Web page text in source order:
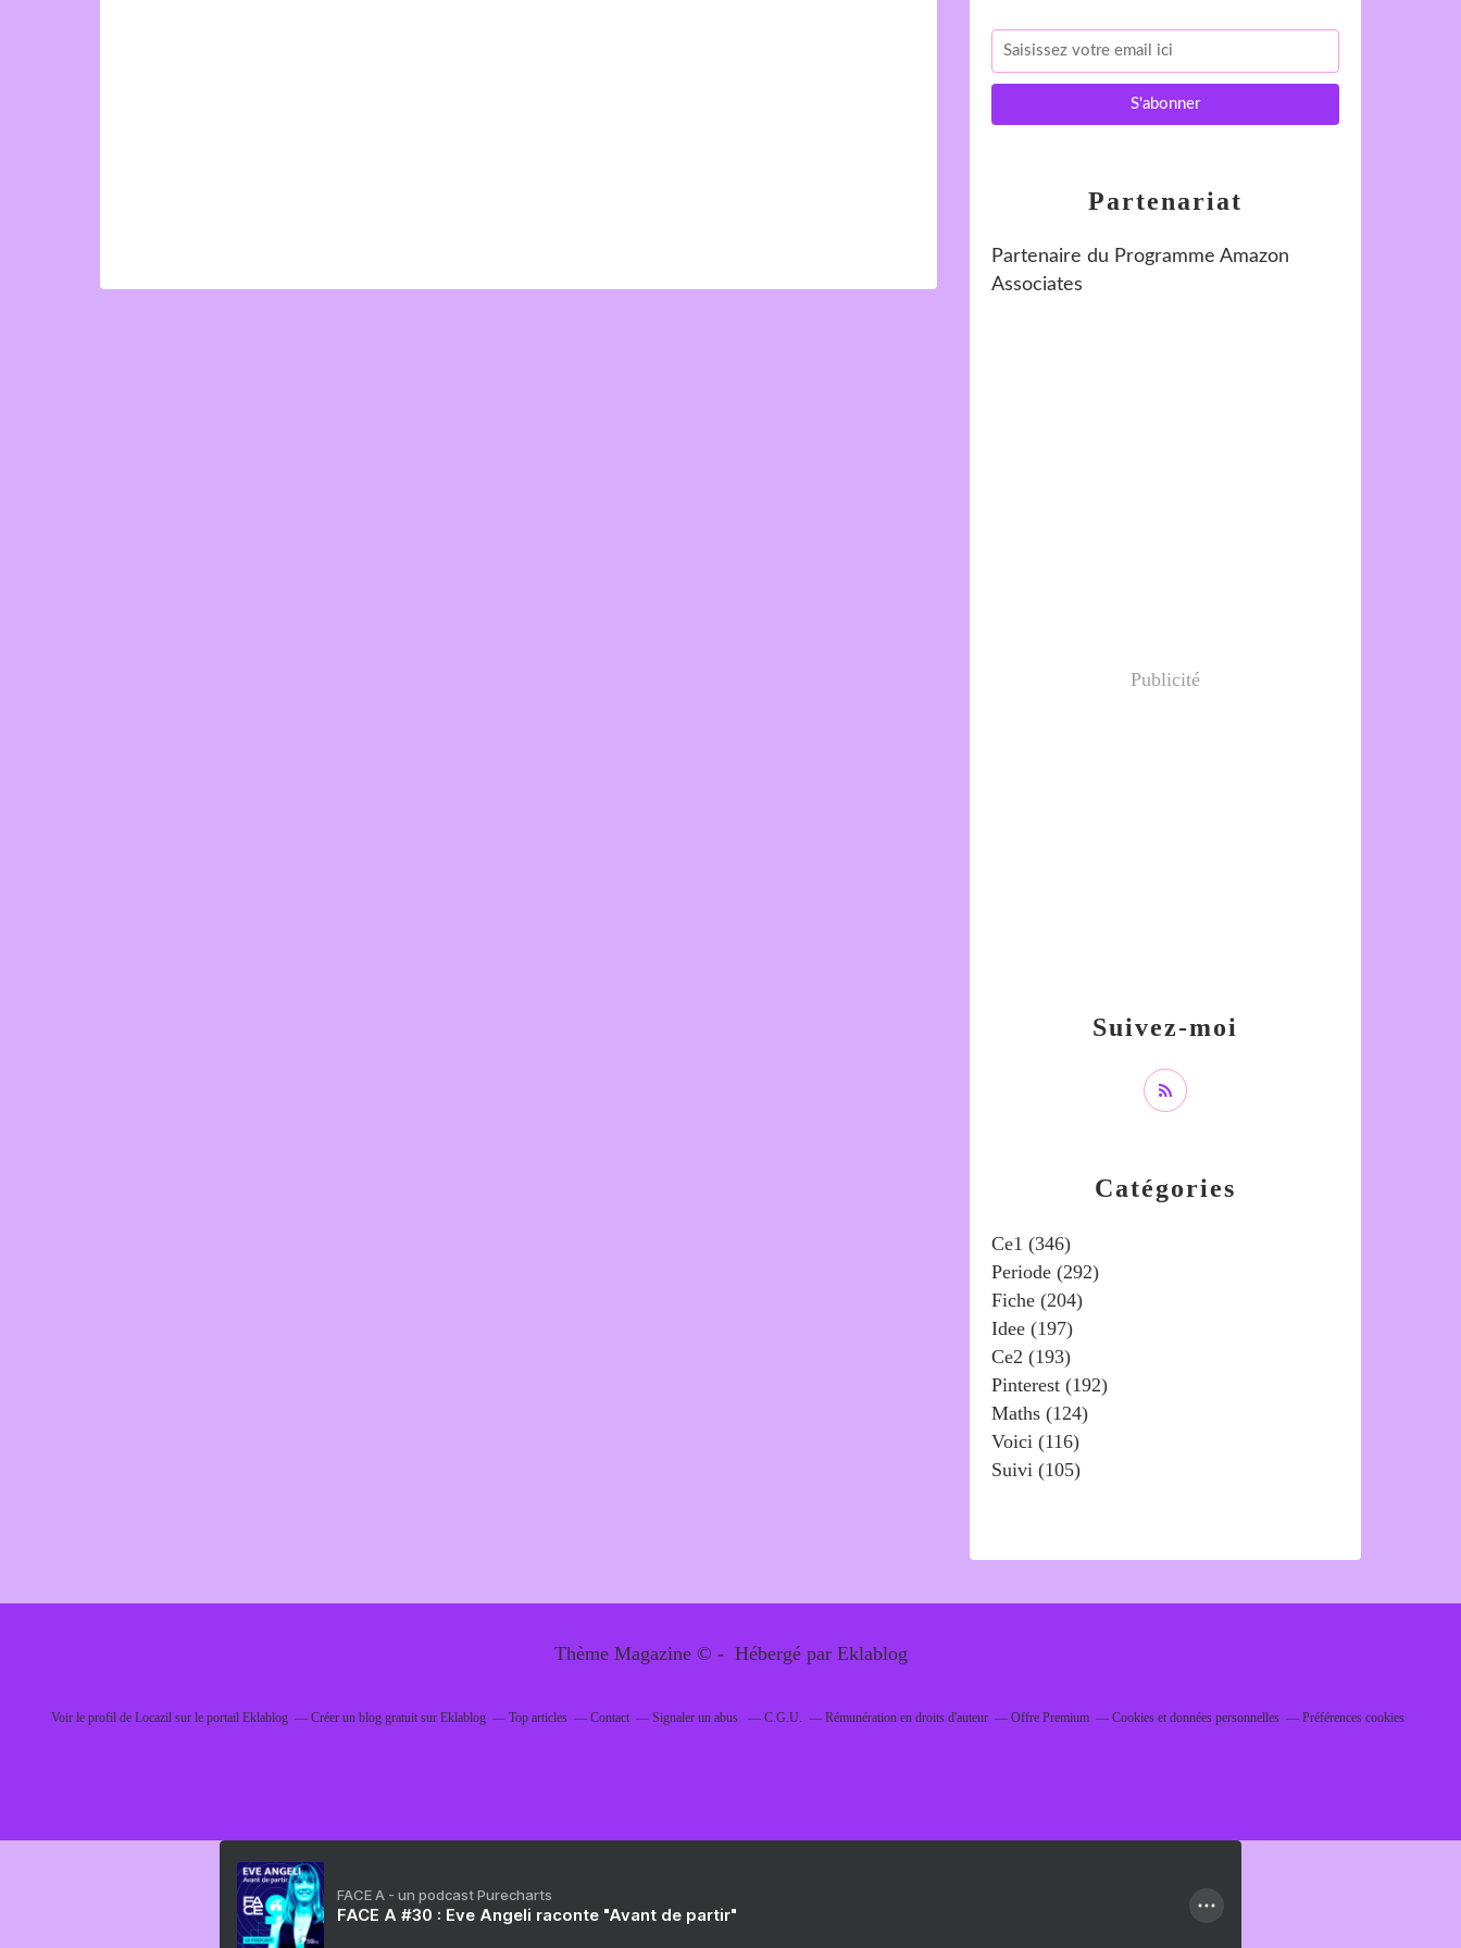
Catégories
Ce1 (346)
Periode (292)
Fiche (204)
Idee (197)
Ce2 (193)
Pinterest (192)
Maths (124)
Voici (116)
Suivi (105)
Suivez-moi
Partenariat
Partenaire du Programme Amazon
Associates
Publicité
Thème Magazine © - Hébergé par Eklablog
Voir le profil de Locazilsur le portail Eklablog Créer un blog gratuit sur Eklablog Top articles Contact Signaler un abus C.G.U. Rémunération en droits d'auteur Offre Premium Cookies et données personnelles Préférences cookies
FACE A - un podcast Purecharts
FACE A #30 : Eve Angeli raconte "Avant de partir"